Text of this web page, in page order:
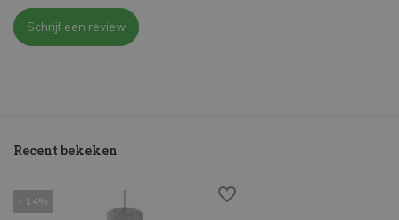
Schrijf een review
Recent bekeken
- 14%